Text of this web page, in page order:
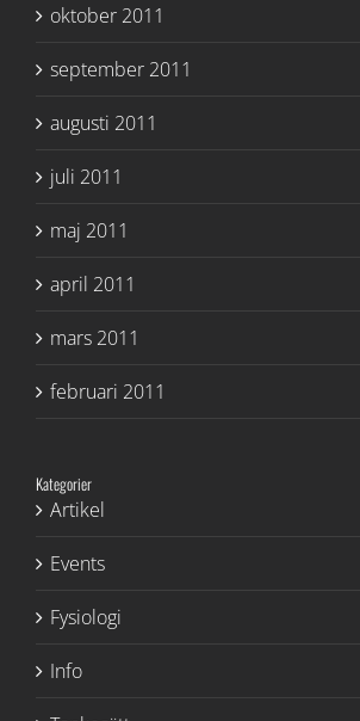
oktober 2011
september 2011
augusti 2011
juli 2011
maj 2011
april 2011
mars 2011
februari 2011
Kategorier
Artikel
Events
Fysiologi
Info